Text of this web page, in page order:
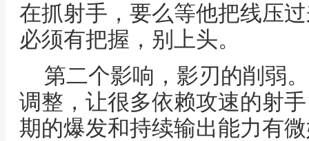
在抓射手，要么等他把线压
必须有把握，别上头。
第二个影响，影刃的削弱
调整，让很多依赖攻速的射
期的爆发和持续输出能力有